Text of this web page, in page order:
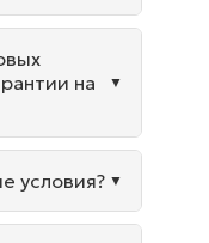
на
условия?